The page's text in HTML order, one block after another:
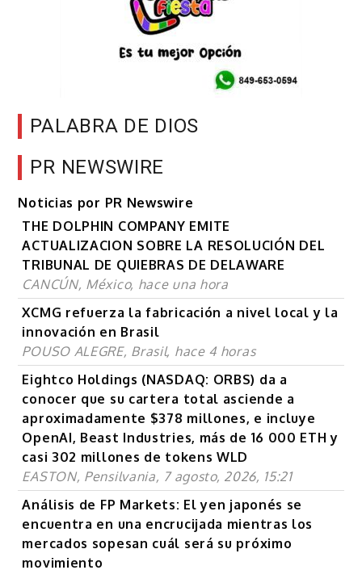
PALABRA DE DIOS
PR NEWSWIRE
Noticias por PR Newswire
THE DOLPHIN COMPANY EMITE
ACTUALIZACION SOBRE LA RESOLUCIÓN DEL
TRIBUNAL DE QUIEBRAS DE DELAWARE
CANCÚN, México, hace una hora
XCMG refuerza la fabricación a nivel local y la
innovación en Brasil
POUSO ALEGRE, Brasil, hace 4 horas
Eightco Holdings (NASDAQ: ORBS) da a
conocer que su cartera total asciende a
aproximadamente $378 millones, e incluye
OpenAI, Beast Industries, más de 16 000 ETH y
casi 302 millones de tokens WLD
EASTON, Pensilvania, 7 agosto, 2026, 15:21
Análisis de FP Markets: El yen japonés se
encuentra en una encrucijada mientras los
mercados sopesan cuál será su próximo
movimiento